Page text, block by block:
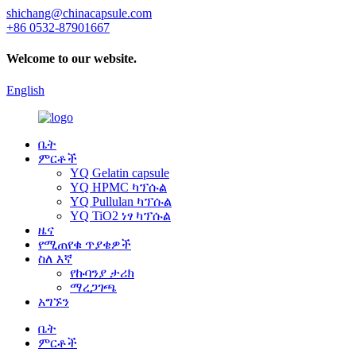
shichang@chinacapsule.com
+86 0532-87901667
Welcome to our website.
English
ቤት
ምርቶች
YQ Gelatin capsule
YQ HPMC ካፕሱል
YQ Pullulan ካፕሱል
YQ TiO2 ነፃ ካፕሱል
ዜና
የሚጠየቁ ጥያቄዎች
ስለ እኛ
የኩባንያ ታሪክ
ማረጋገጫ
አግኙን
ቤት
ምርቶች